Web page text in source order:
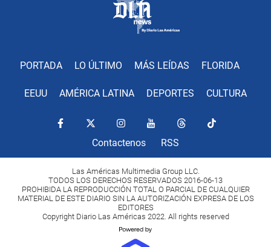
PORTADA LO ÚLTIMO MÁS LEÍDAS FLORIDA
EEUU AMÉRICA LATINA DEPORTES CULTURA
Contactenos RSS
Las Américas Multimedia Group LLC.
TODOS LOS DERECHOS RESERVADOS 2016-06-13
PROHIBIDA LA REPRODUCCIÓN TOTAL O PARCIAL DE CUALQUIER
MATERIAL DE ESTE DIARIO SIN LA AUTORIZACIÓN EXPRESA DE LOS
EDITORES
Copyright Diario Las Américas 2022. All rights reserved